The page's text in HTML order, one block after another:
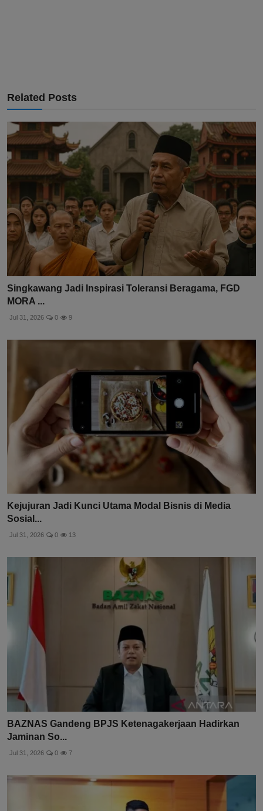
Related Posts
Singkawang Jadi Inspirasi Toleransi Beragama, FGD
MORA ...
Jul 31, 2026 0 9
Kejujuran Jadi Kunci Utama Modal Bisnis di Media
Sosial...
Jul 31, 2026 0 13
BAZNAS Gandeng BPJS Ketenagakerjaan Hadirkan
Jaminan So...
Jul 31, 2026 0 7